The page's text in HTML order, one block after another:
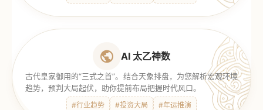
AI 太乙神数
古代皇家御用的“三式之首”。结合天象排盘，为您解析宏观环境
趋势，预判大局起伏，助你提前布局把握时代风口。
#行业趋势 #投资大局 #年运推演